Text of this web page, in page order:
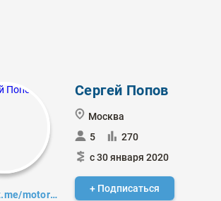
https://t.me/motoricogpt
Сергей Попов
Москва
5
270
с 30 января 2020
+ Подписаться